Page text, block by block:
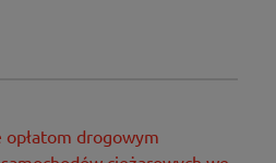
opłatom drogowym